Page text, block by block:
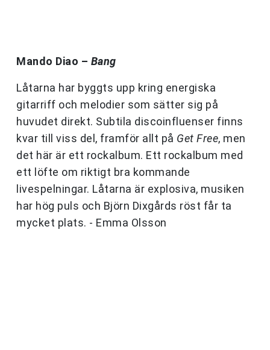
Mando Diao – Bang
Låtarna har byggts upp kring energiska
gitarriff och melodier som sätter sig på
huvudet direkt. Subtila discoinfluenser finns
kvar till viss del, framför allt på Get Free, men
det här är ett rockalbum. Ett rockalbum med
ett löfte om riktigt bra kommande
livespelningar. Låtarna är explosiva, musiken
har hög puls och Björn Dixgårds röst får ta
mycket plats. - Emma Olsson